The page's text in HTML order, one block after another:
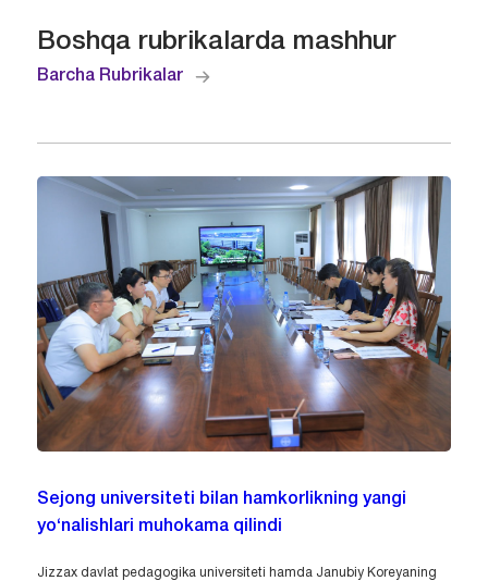
Boshqa rubrikalarda mashhur
Barcha Rubrikalar
Sejong universiteti bilan hamkorlikning yangi
yo‘nalishlari muhokama qilindi
Jizzax davlat pedagogika universiteti hamda Janubiy Koreyaning